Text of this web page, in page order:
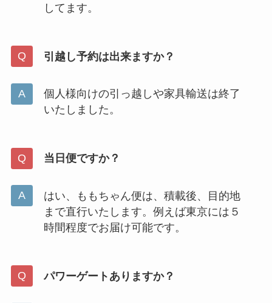
してます。
引越し予約は出来ますか？
個人様向けの引っ越しや家具輸送は終了
いたしました。
当日便ですか？
はい、ももちゃん便は、積載後、目的地
まで直行いたします。例えば東京には５
時間程度でお届け可能です。
パワーゲートありますか？